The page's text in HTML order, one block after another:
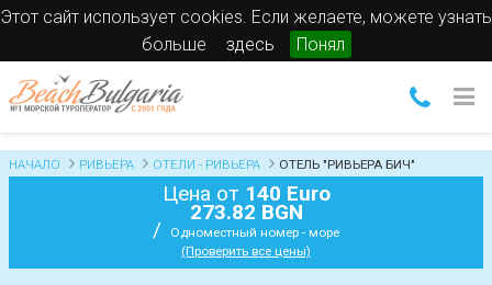
Этот сайт использует cookies. Если желаете, можете узнать
больше
здесь Понял
НАЧАЛО РИВЬЕРА ОТЕЛИ - РИВЬЕРА ОТЕЛЬ "РИВЬЕРА БИЧ"
Цена от 140 Euro
273.82 BGN
/
Одноместный номер - море
(Проверить все цены)